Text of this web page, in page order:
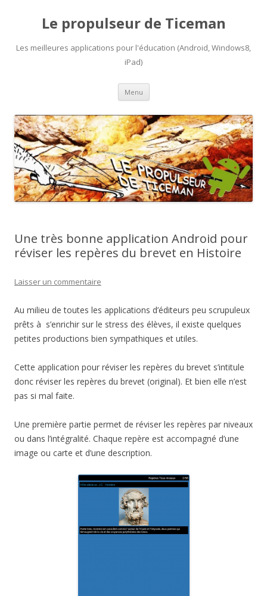
Le propulseur de Ticeman
Les meilleures applications pour l'éducation (Android, Windows8,
iPad)
Menu Aller
contenu
Une très bonne application Android pour
réviser les repères du brevet en Histoire
Laisser un commentaire
Au milieu de toutes les applications d’éditeurs peu scrupuleux
prêts à s’enrichir sur le stress des élèves, il existe quelques
petites productions bien sympathiques et utiles.
Cette application pour réviser les repères du brevet s’intitule
donc réviser les repères du brevet (original). Et bien elle n’est
pas si mal faite.
Une première partie permet de réviser les repères par niveaux
ou dans l’intégralité. Chaque repère est accompagné d’une
image ou carte et d’une description.